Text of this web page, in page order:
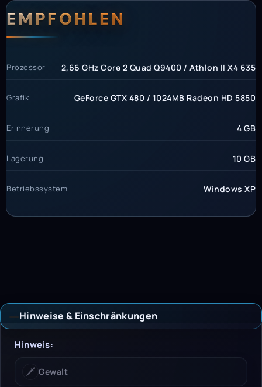
EMPFOHLEN
Prozessor 2,66 GHz Core 2 Quad Q9400 / Athlon II X4 635
Grafik GeForce GTX 480 / 1024MB Radeon HD 5850
Erinnerung 4 GB
Lagerung 10 GB
Betriebssystem Windows XP
Hinweise & Einschränkungen
Hinweise &
Hinweis:
🗡️ Gewalt